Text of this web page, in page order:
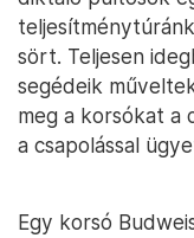
sört. Teljesen
segédeik
meg a korsókat a
a csapolással
Egy korsó